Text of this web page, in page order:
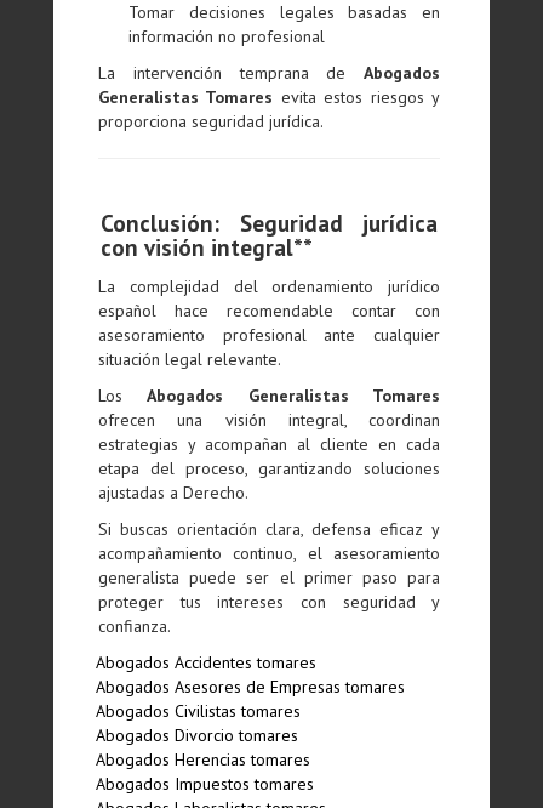
Tomar decisiones legales basadas en
información no profesional
La intervención temprana deAbogados
Generalistas Tomares evita estos riesgos y
proporciona seguridad jurídica.
Conclusión: Seguridad jurídica
con visión integral**
La complejidad del ordenamiento jurídico
español hace recomendable contar con
asesoramiento profesional ante cualquier
situación legal relevante.
LosAbogados Generalistas Tomares
ofrecen una visión integral, coordinan
estrategias y acompañan al cliente en cada
etapa del proceso, garantizando soluciones
ajustadas a Derecho.
Si buscas orientación clara, defensa eficaz y
acompañamiento continuo, el asesoramiento
generalista puede ser el primer paso para
proteger tus intereses con seguridad y
confianza.
Abogados Accidentes tomares
Abogados Asesores de Empresas tomares
Abogados Civilistas tomares
Abogados Divorcio tomares
Abogados Herencias tomares
Abogados Impuestos tomares